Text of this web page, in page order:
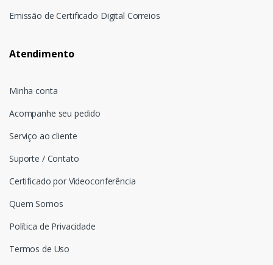
Emissão de Certificado Digital Correios
Atendimento
Minha conta
Acompanhe seu pedido
Serviço ao cliente
Suporte / Contato
Certificado por Videoconferência
Quem Somos
Política de Privacidade
Termos de Uso